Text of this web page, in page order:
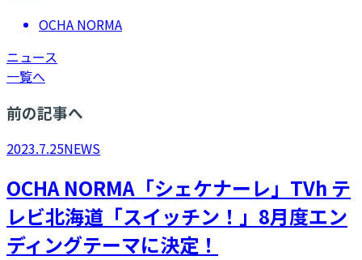
OCHA NORMA
ニュース
一覧へ
前の記事へ
2023.7.25NEWS
OCHA NORMA「シェケナーレ」TVh テ
レビ北海道「スイッチン！」8月度エン
ディングテーマに決定！